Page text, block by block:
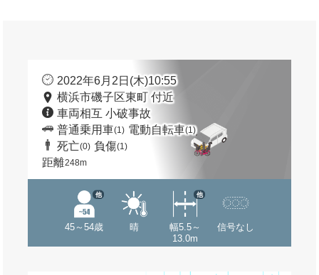
2022年6月2日(木)10:55
横浜市磯子区東町 付近
車両相互 小破事故
普通乗用車(1) 電動自転車(1)
死亡(0) 負傷(1)
距離248m
45～54歳
他
晴
幅5.5～
13.0m
他
信号なし